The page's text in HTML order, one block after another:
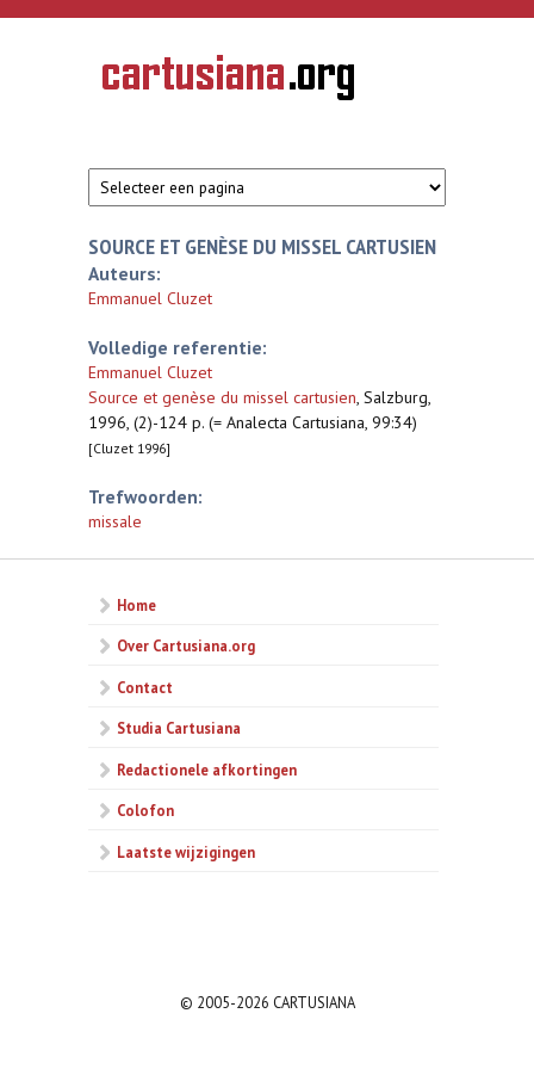
Overslaan en naar de inhoud gaan
CARTUSIANA
Geschiedenis
van de
SOURCE ET GENÈSE DU MISSEL CARTUSIEN
Auteurs:
Emmanuel Cluzet
Volledige referentie:
Emmanuel Cluzet
Source et genèse du missel cartusien, Salzburg,
1996, (2)-124 p. (= Analecta Cartusiana, 99:34)
[Cluzet 1996]
Trefwoorden:
missale
Home
Over Cartusiana.org
Contact
Studia Cartusiana
Redactionele afkortingen
Colofon
Laatste wijzigingen
© 2005-2026 CARTUSIANA